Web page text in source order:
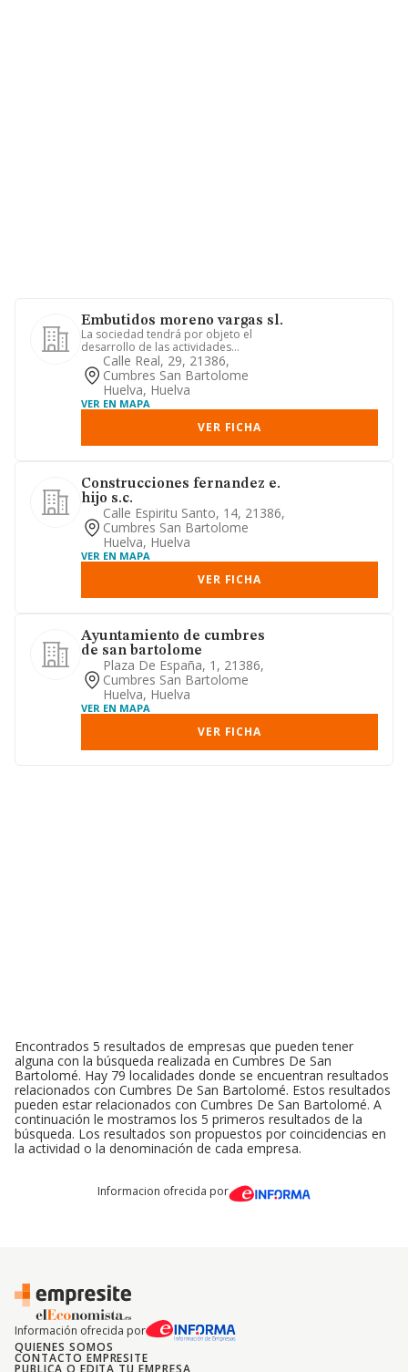
Embutidos moreno vargas sl.
La sociedad tendrá por objeto el
desarrollo de las actividades
correspondientes a los siguientes có...
Calle Real, 29, 21386,
Cumbres San Bartolome
Huelva, Huelva
VER EN MAPA
VER FICHA
Construcciones fernandez e.
hijo s.c.
Calle Espiritu Santo, 14, 21386,
Cumbres San Bartolome
Huelva, Huelva
VER EN MAPA
VER FICHA
Ayuntamiento de cumbres
de san bartolome
Plaza De España, 1, 21386,
Cumbres San Bartolome
Huelva, Huelva
VER EN MAPA
VER FICHA
Encontrados 5 resultados de empresas que pueden tener
alguna con la búsqueda realizada en Cumbres De San
Bartolomé. Hay 79 localidades donde se encuentran resultados
relacionados con Cumbres De San Bartolomé. Estos resultados
pueden estar relacionados con Cumbres De San Bartolomé. A
continuación le mostramos los 5 primeros resultados de la
búsqueda. Los resultados son propuestos por coincidencias en
la actividad o la denominación de cada empresa.
Informacion ofrecida por
Información ofrecida por
QUIENES SOMOS
CONTACTO EMPRESITE
PUBLICA O EDITA TU EMPRESA